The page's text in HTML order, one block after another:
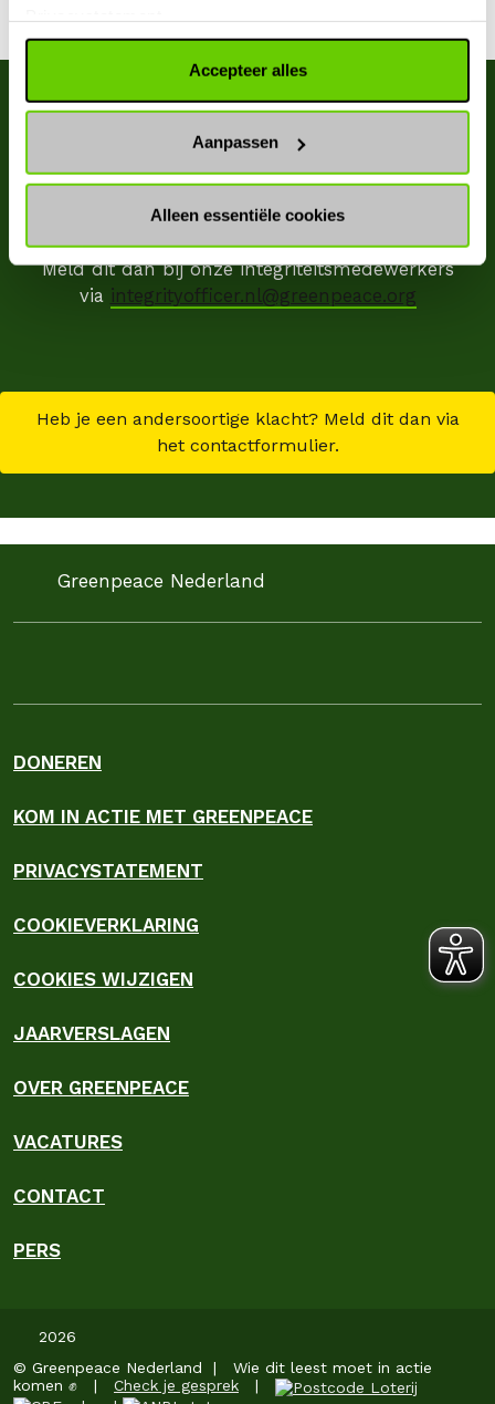
Accepteer alles
Aanpassen
Alleen essentiële cookies
Melden van een integriteitsschending
Heb je te maken met ongewenst gedrag of een
(mogelijke) integriteitsschending?
Meld dit dan bij onze integriteitsmedewerkers
via integrityofficer.nl@greenpeace.org
Heb je een andersoortige klacht? Meld dit dan via
het contactformulier.
Greenpeace Nederland
DONEREN
KOM IN ACTIE MET GREENPEACE
PRIVACYSTATEMENT
COOKIEVERKLARING
COOKIES WIJZIGEN
JAARVERSLAGEN
OVER GREENPEACE
VACATURES
CONTACT
PERS
2026
© Greenpeace Nederland | Wie dit leest moet in actie
komen ✊ | Check je gesprek |